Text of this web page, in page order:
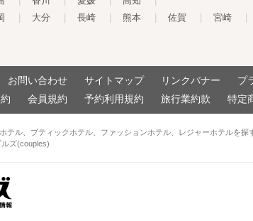
大分 長崎 熊本 佐賀 宮崎
お問い合わせ サイトマップ リンクバナー
プ
会員規約 予約利用規約 旅行業約款 特定
テル、ブティックホテル、ファッションホテル、レジャーホテルを探
ズ(couples)